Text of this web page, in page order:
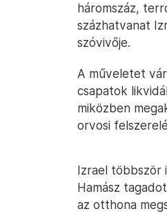
háromszáz,
százhatvanat
szóvivője.
A műveletet
csapatok
miközben
orvosi
Izrael többször
Hamász
az otthona